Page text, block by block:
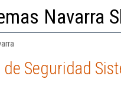
Navarra
Seguridad